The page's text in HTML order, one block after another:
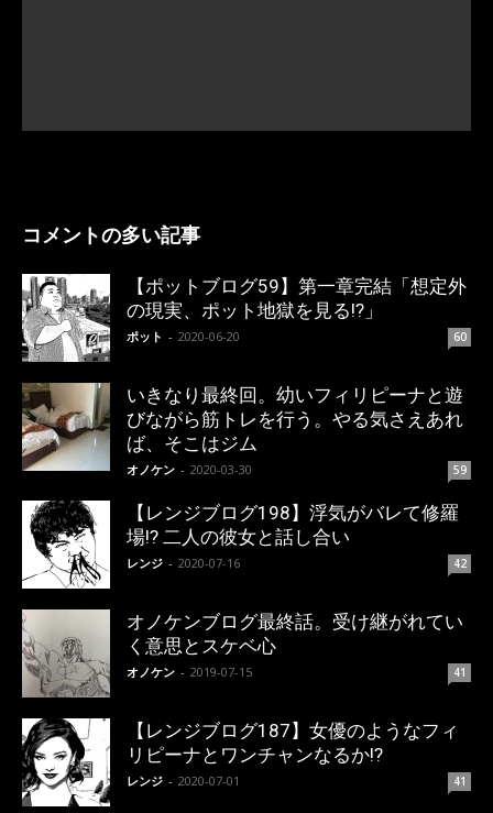
コメントの多い記事
【ポットブログ59】第一章完結「想定外
の現実、ポット地獄を見る!?」
ポット - 2020-06-20 60
いきなり最終回。幼いフィリピーナと遊
びながら筋トレを行う。やる気さえあれ
ば、そこはジム
オノケン - 2020-03-30 59
【レンジブログ198】浮気がバレて修羅
場!? 二人の彼女と話し合い
レンジ - 2020-07-16 42
オノケンブログ最終話。受け継がれてい
く意思とスケベ心
オノケン - 2019-07-15 41
【レンジブログ187】女優のようなフィ
リピーナとワンチャンなるか!?
レンジ - 2020-07-01 41